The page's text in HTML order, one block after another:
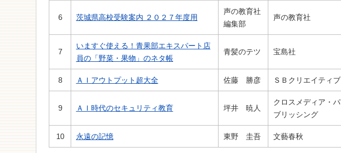
6 茨城県高校受験案内 ２０２７年度用
声の教育社
編集部
声の教育社
7
いますぐ使える！青果部エキスパート店
員の「野菜・果物」のネタ帳
青髪のテツ 宝島社
8 ＡＩアウトプット超大全 佐藤 勝彦 ＳＢクリエイティブ
9 ＡＩ時代のセキュリティ教育 坪井 暁人
クロスメディア・パ
ブリッシング
10 永遠の記憶 東野 圭吾 文藝春秋